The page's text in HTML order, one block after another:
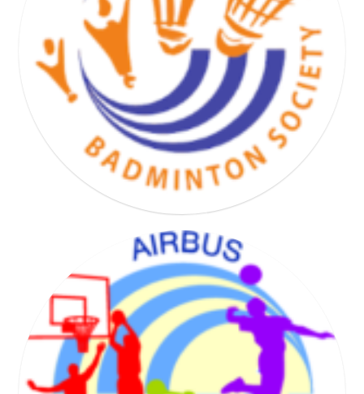
BADMINTON SOCIETY
BASKET HAND VOLLEY SOCIETY